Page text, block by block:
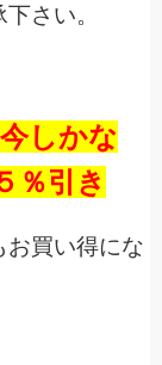
さい。
しかな
％引き
お買い得にな